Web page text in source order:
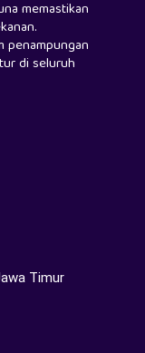
memastikan
penampungan
di seluruh
Timur